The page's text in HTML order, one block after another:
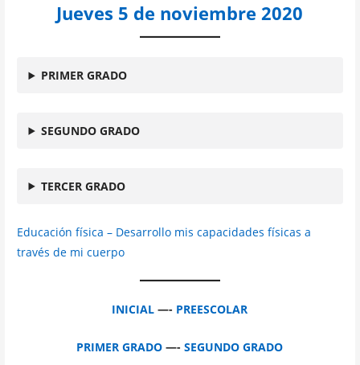
Jueves 5 de noviembre 2020
PRIMER GRADO
SEGUNDO GRADO
TERCER GRADO
Educación física – Desarrollo mis capacidades físicas a
través de mi cuerpo
INICIAL—- PREESCOLAR
PRIMER GRADO —-SEGUNDO GRADO